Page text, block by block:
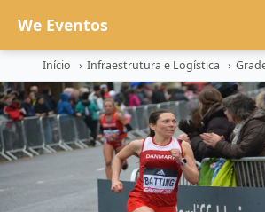
We Eventos
Início › Infraestrutura e Logística ›